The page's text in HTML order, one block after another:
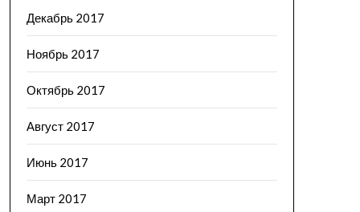
Декабрь 2017
Ноябрь 2017
Октябрь 2017
Август 2017
Июнь 2017
Март 2017